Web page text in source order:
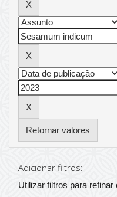
Retornar valores
Adicionar filtros:
Utilizar filtros para